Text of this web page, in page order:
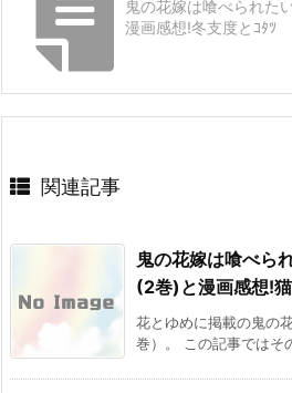
鬼の花嫁は喰べられた
漫画感想!冬支度とｺﾀﾂ
関連記事
鬼の花嫁は喰べら
(2巻)と漫画感想!
花とゆめに掲載の鬼の
巻）。 この記事ではそ